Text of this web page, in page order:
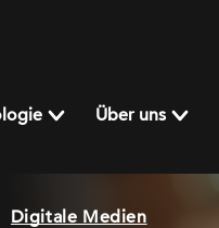
Über uns
Digitale Medien